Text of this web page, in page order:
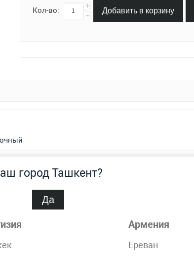
город Ташкент?
Да
Армения
Ереван
Кол-во: +
- Добавить в корзину
93
3пс, 15ХСНД, 09Г2С-14, 3пс5, 3сп5, С255, С345